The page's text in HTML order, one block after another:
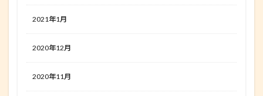
2021年1月
2020年12月
2020年11月